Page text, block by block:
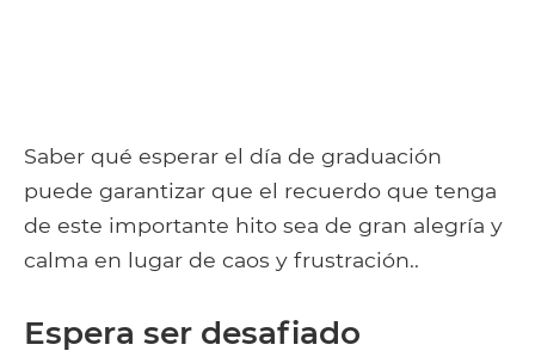
Saber qué esperar el día de graduación
puede garantizar que el recuerdo que tenga
de este importante hito sea de gran alegría y
calma en lugar de caos y frustración..
Espera ser desafiado